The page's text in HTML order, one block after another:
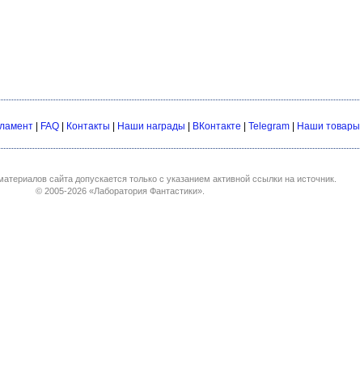
FAQ Контакты Наши награды ВКонтакте Telegram Наши товары
сайта допускается только с указанием активной ссылки на источник.
© 2005-2026 «Лаборатория Фантастики».